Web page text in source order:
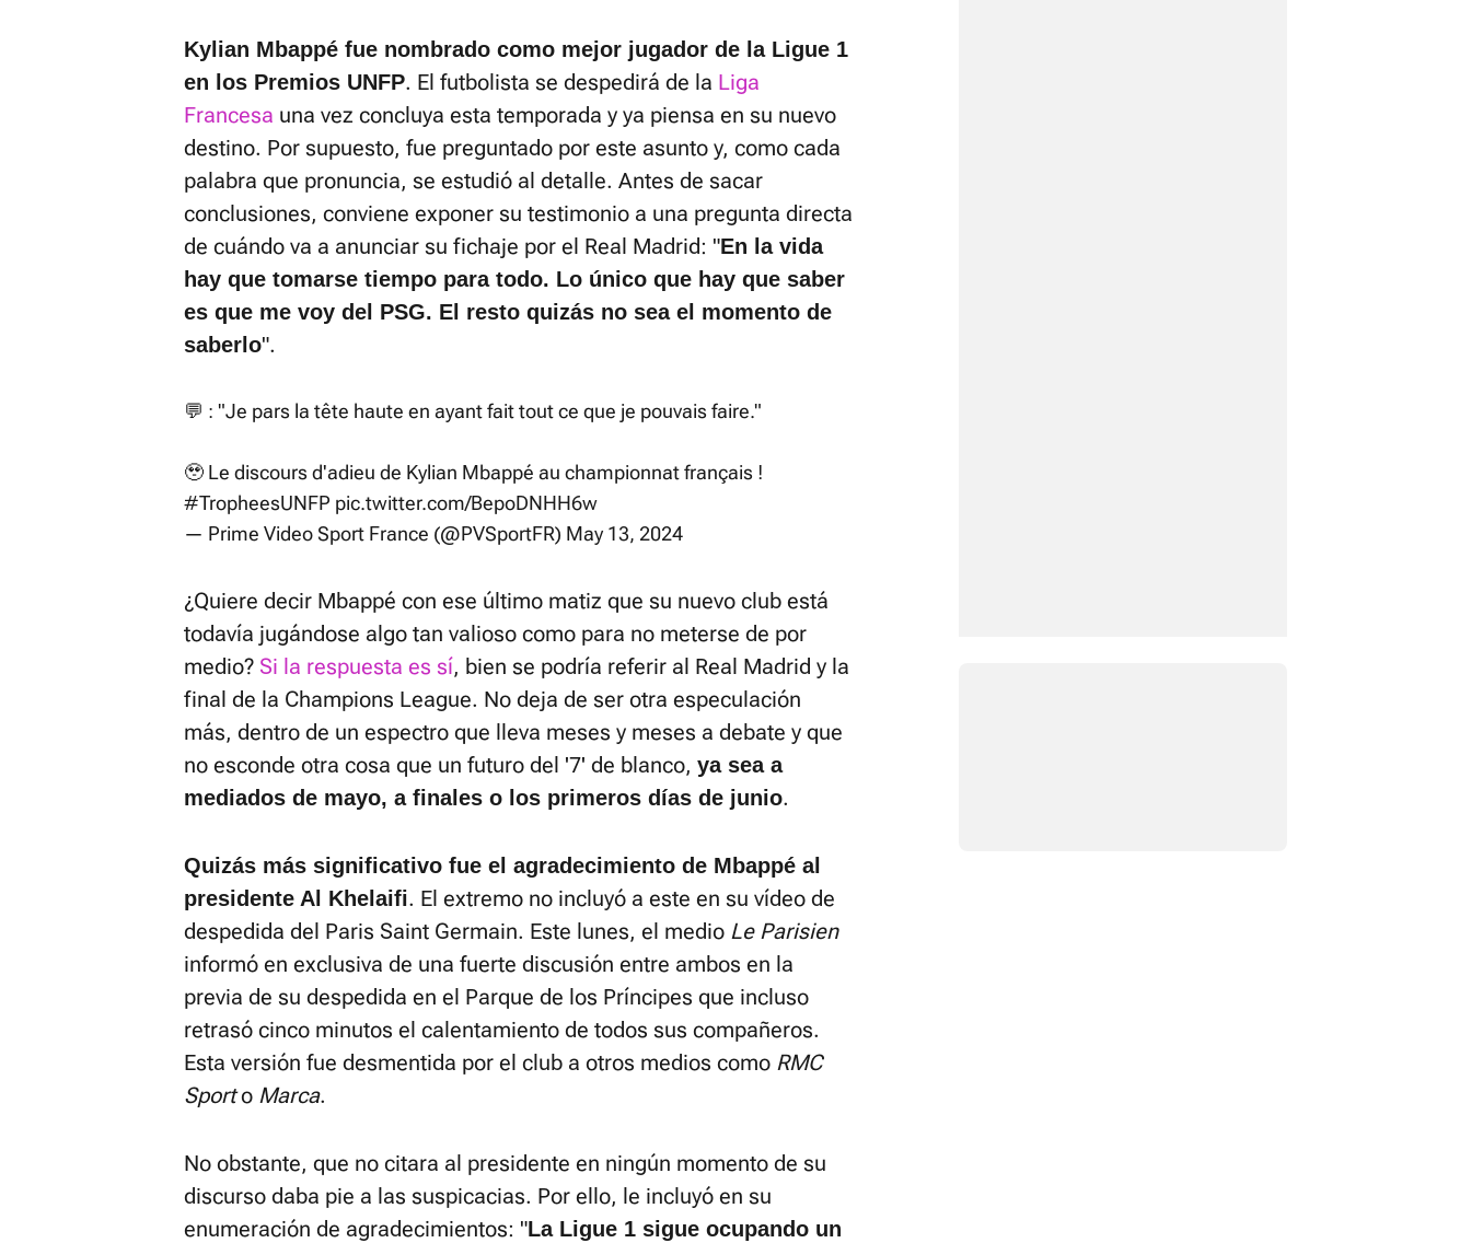
Kylian Mbappé fue nombrado como mejor jugador de la Ligue 1
en los Premios UNFP. El futbolista se despedirá de la Liga
Francesa una vez concluya esta temporada y ya piensa en su nuevo
destino. Por supuesto, fue preguntado por este asunto y, como cada
palabra que pronuncia, se estudió al detalle. Antes de sacar
conclusiones, conviene exponer su testimonio a una pregunta directa
de cuándo va a anunciar su fichaje por el Real Madrid: "En la vida
hay que tomarse tiempo para todo. Lo único que hay que saber
es que me voy del PSG. El resto quizás no sea el momento de
saberlo".
💬 : "Je pars la tête haute en ayant fait tout ce que je pouvais faire."
🥹 Le discours d'adieu de Kylian Mbappé au championnat français !
#TropheesUNFP pic.twitter.com/BepoDNHH6w
— Prime Video Sport France (@PVSportFR) May 13, 2024
¿Quiere decir Mbappé con ese último matiz que su nuevo club está
todavía jugándose algo tan valioso como para no meterse de por
medio? Si la respuesta es sí, bien se podría referir al Real Madrid y la
final de la Champions League. No deja de ser otra especulación
más, dentro de un espectro que lleva meses y meses a debate y que
no esconde otra cosa que un futuro del '7' de blanco, ya sea a
mediados de mayo, a finales o los primeros días de junio.
Quizás más significativo fue el agradecimiento de Mbappé al
presidente Al Khelaifi. El extremo no incluyó a este en su vídeo de
despedida del Paris Saint Germain. Este lunes, el medio Le Parisien
informó en exclusiva de una fuerte discusión entre ambos en la
previa de su despedida en el Parque de los Príncipes que incluso
retrasó cinco minutos el calentamiento de todos sus compañeros.
Esta versión fue desmentida por el club a otros medios como RMC
Sporto Marca.
No obstante, que no citara al presidente en ningún momento de su
discurso daba pie a las suspicacias. Por ello, le incluyó en su
enumeración de agradecimientos: "La Ligue 1 sigue ocupando un